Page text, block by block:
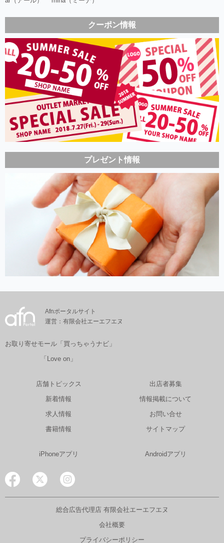
クーポン情報
プレゼント情報
Afnポータルサイト
運営：有限会社エーエフエヌ
お取り寄せモール「買っちゃうナビ」
「Love on」
店舗トピックス
新着情報
求人情報
書籍情報
出店者募集
情報掲載について
お問い合せ
サイトマップ
iPhoneアプリ Androidアプリ
総合広告代理店 有限会社エーエフエヌ
会社概要
プライバシーポリシー